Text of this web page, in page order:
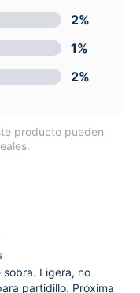
2%
1%
2%
producto pueden
Ligera, no
partidillo. Próxima